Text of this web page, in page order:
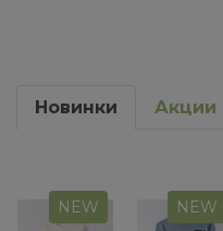
Новинки Акции
NEW NEW